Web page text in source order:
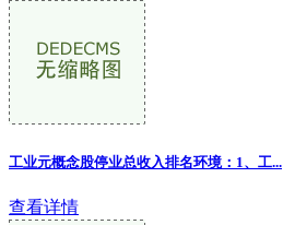
工业元概念股停业总收入排名环境：1、工...
查看详情